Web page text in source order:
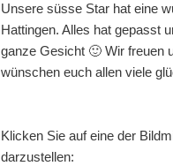
Unsere süsse Star hat eine
Hattingen. Alles hat gepasst
ganze Gesicht 🙂 Wir freuen
wünschen euch allen viele
Klicken Sie auf eine der
darzustellen: